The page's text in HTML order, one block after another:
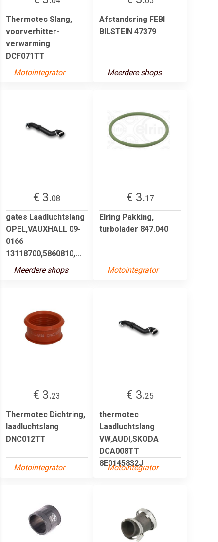
Thermotec Slang,
voorverhitter-
verwarming
DCF071TT
Motointegrator
Afstandsring FEBI
BILSTEIN 47379
Meerdere shops
€ 3.08
gates Laadluchtslang
OPEL,VAUXHALL 09-
0166
13118700,5860810,...
Meerdere shops
€ 3.17
Elring Pakking,
turbolader 847.040
Motointegrator
€ 3.23
Thermotec Dichtring,
laadluchtslang
DNC012TT
Motointegrator
€ 3.25
thermotec
Laadluchtslang
VW,AUDI,SKODA
DCA008TT
8E0145832J
Motointegrator